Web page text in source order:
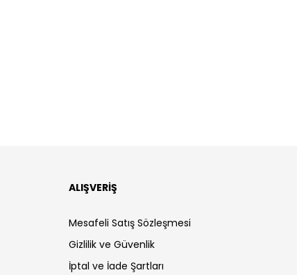
ALIŞVERİŞ
Mesafeli Satış Sözleşmesi
Gizlilik ve Güvenlik
İptal ve İade Şartları